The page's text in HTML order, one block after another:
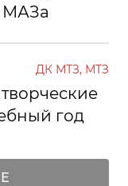
МАЗа
ДК МТЗ, МТЗ
год